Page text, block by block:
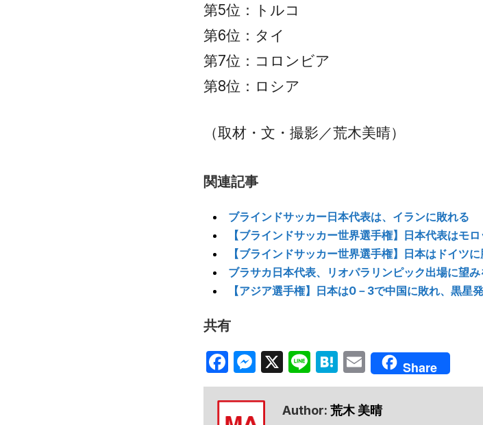
第5位：トルコ
第6位：タイ
第7位：コロンビア
第8位：ロシア
（取材・文・撮影／荒木美晴）
関連記事
ブラインドサッカー日本代表は、イランに敗れる
【ブラインドサッカー世界選手権】日本代表はモ
【ブラインドサッカー世界選手権】日本はドイツ
ブラサカ日本代表、リオパラリンピック出場に望
【アジア選手権】日本は0－3で中国に敗れ、黒星
共有
Facebook
Messenger
X LineHatena
EmailShare
Author: 荒木 美晴